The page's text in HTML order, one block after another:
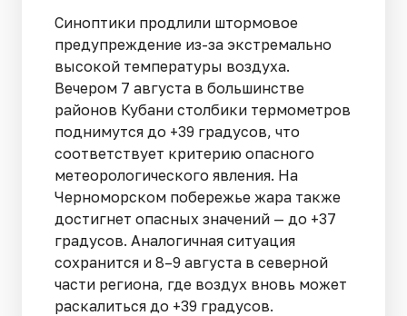
Синоптики продлили штормовое
предупреждение из-за экстремально
высокой температуры воздуха.
Вечером 7 августа в большинстве
районов Кубани столбики термометров
поднимутся до +39 градусов, что
соответствует критерию опасного
метеорологического явления. На
Черноморском побережье жара также
достигнет опасных значений — до +37
градусов. Аналогичная ситуация
сохранится и 8–9 августа в северной
части региона, где воздух вновь может
раскалиться до +39 градусов.